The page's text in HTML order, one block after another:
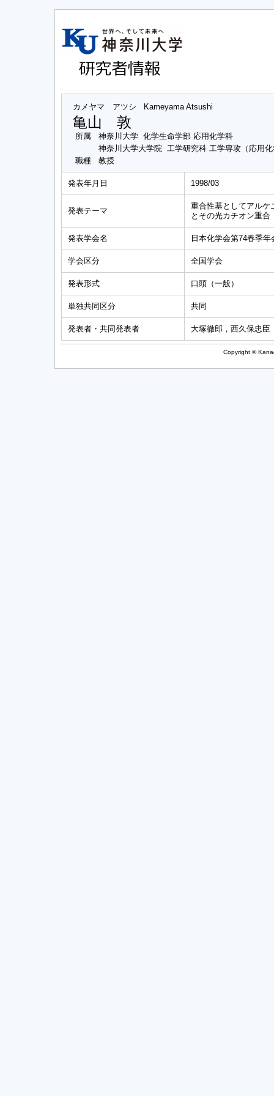
カメヤマ アツシ Kameyama Atsushi
亀山 敦
所属
神奈川大学 化学生命学部 応用化学科
神奈川大学大学院 工学研究科 工学専攻（応用
職種
教授
発表年月日 1998/03
発表テーマ
重合性基としてアルケ
とその光カチオン重合
発表学会名 日本化学会第74春季年
学会区分 全国学会
発表形式 口頭（一般）
単独共同区分 共同
発表者・共同発表者 大塚徹郎，西久保忠臣
Copyright ©